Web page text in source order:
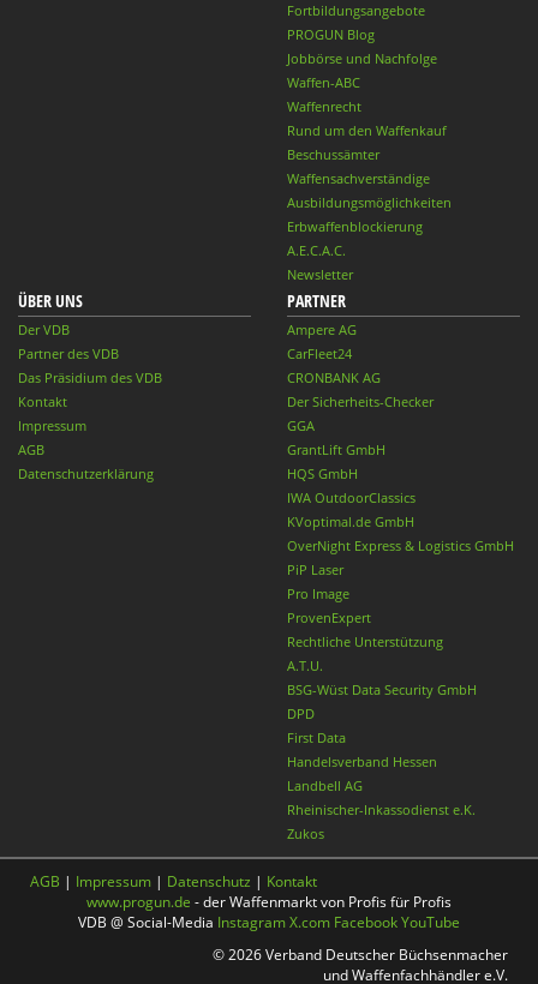
Fortbildungsangebote
PROGUN Blog
Jobbörse und Nachfolge
Waffen-ABC
Waffenrecht
Rund um den Waffenkauf
Beschussämter
Waffensachverständige
Ausbildungsmöglichkeiten
Erbwaffenblockierung
A.E.C.A.C.
Newsletter
ÜBER UNS
Der VDB
Partner des VDB
Das Präsidium des VDB
Kontakt
Impressum
AGB
Datenschutzerklärung
PARTNER
Ampere AG
CarFleet24
CRONBANK AG
Der Sicherheits-Checker
GGA
GrantLift GmbH
HQS GmbH
IWA OutdoorClassics
KVoptimal.de GmbH
OverNight Express & Logistics GmbH
PiP Laser
Pro Image
ProvenExpert
Rechtliche Unterstützung
A.T.U.
BSG-Wüst Data Security GmbH
DPD
First Data
Handelsverband Hessen
Landbell AG
Rheinischer-Inkassodienst e.K.
Zukos
AGB | Impressum | Datenschutz | Kontakt
www.progun.de - der Waffenmarkt von Profis für Profis
VDB @ Social-Media InstagramX.com FacebookYouTube
© 2026 Verband Deutscher Büchsenmacher
und Waffenfachhändler e.V.